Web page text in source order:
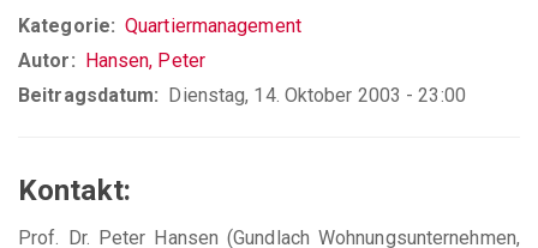
Kategorie
Quartiermanagement
Autor
Hansen, Peter
Beitragsdatum
Dienstag, 14. Oktober 2003 - 23:00
Kontakt:
Prof. Dr. Peter Hansen (Gundlach Wohnungsunternehmen,